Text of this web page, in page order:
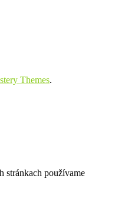
Themes.
stránkach používame